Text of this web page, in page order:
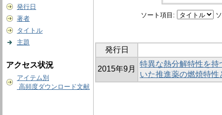
発行日
著者
タイトル
主題
アクセス状況
アイテム別
高頻度ダウンロード文献
ソート項目:
発行日
2015年9月
特異な熱分解特性を
いた推進薬の燃焼特性